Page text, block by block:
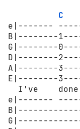
C
e|-------
B|--------
G|--------
D|--------
A|--------
E|--------
I've
e|-------